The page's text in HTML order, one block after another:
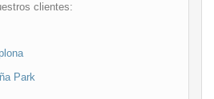
clientes:
Park